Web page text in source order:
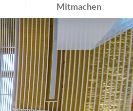
Mitmachen